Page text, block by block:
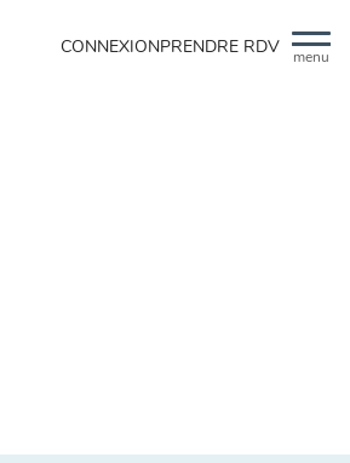
menu
CONNEXIONPRENDRE RDV